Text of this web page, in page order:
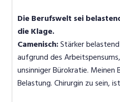
Die Berufswelt sei
die Klage.
Camenisch:Stärker
aufgrund des
unsinniger Bürokratie.
Belastung. Chirurgin zu sein,